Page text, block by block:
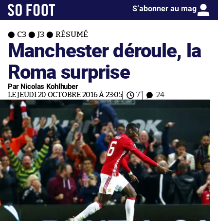
S’abonner au mag
C3 J3 RÉSUMÉ
Manchester déroule, la
Roma surprise
Par Nicolas Kohlhuber
LE JEUDI 20 OCTOBRE 2016 À 23:05 7' 24